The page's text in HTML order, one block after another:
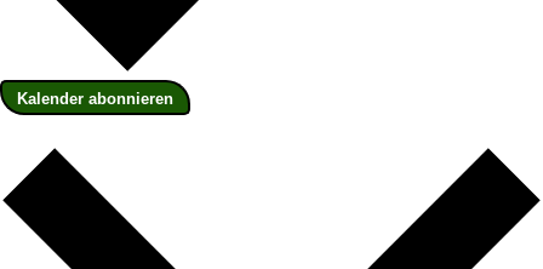
Kalender abonnieren